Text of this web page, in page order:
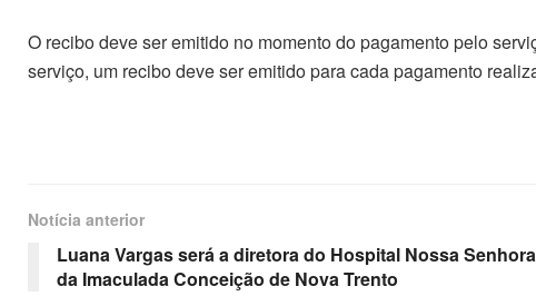
O recibo deve ser emitido no momento do pagamento pelo
serviço, um recibo deve ser emitido para cada pagamento
Notícia anterior
Luana Vargas será a diretora do Hospital Nossa Senhora
da Imaculada Conceição de Nova Trento